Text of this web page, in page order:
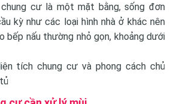
cư là một mặt bằng, sống đơn
kỳ như các loại hình nhà ở khác nên
bếp nấu thường nhỏ gọn, khoảng dưới
tích chung cư và phong cách chủ